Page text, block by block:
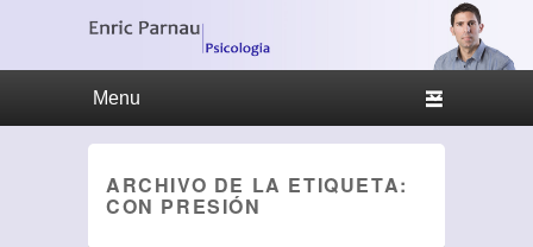
ARCHIVO DE LA ETIQUETA:
CON PRESIÓN